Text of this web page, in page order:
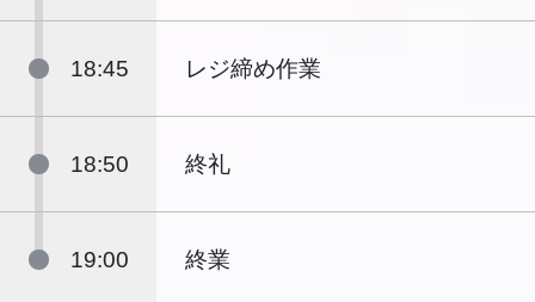
18:45 レジ締め作業
18:50 終礼
19:00 終業